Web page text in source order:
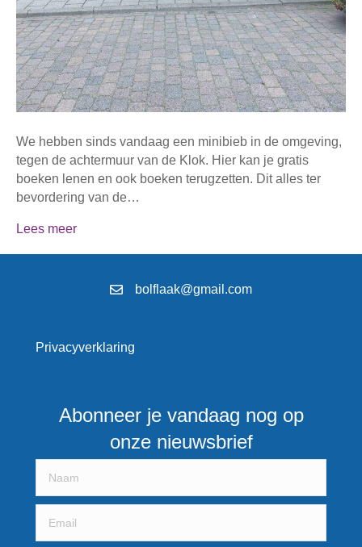
We hebben sinds vandaag een minibieb in de omgeving,
tegen de achtermuur van de Klok. Hier kan je gratis
boeken lenen en ook boeken terugzetten. Dit alles ter
bevordering van de…
Lees meer
bolflaak@gmail.com
Privacyverklaring
Abonneer je vandaag nog op
onze nieuwsbrief